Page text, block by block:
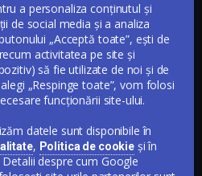
a personaliza conținutul și
de social media și a analiza
„Acceptă toate”, ești de
activitatea pe site și
să fie utilizate de noi și de
„Respinge toate”, vom folosi
funcționării site-ului.
datele sunt disponibile în
, Politica de cookieși în
Detalii despre cum Google